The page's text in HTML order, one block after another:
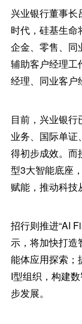
兴业银行董事长
时代，硅基生命
企金、零售、同
辅助客户经理工
经理、同业客户
目前，兴业银
业务、国际单证
得初步成效。而
型3大智能底座
赋能，推动科技
招行则推进“AI
示，将加快打造
能体应用探索；
I型组织，构建
步发展。